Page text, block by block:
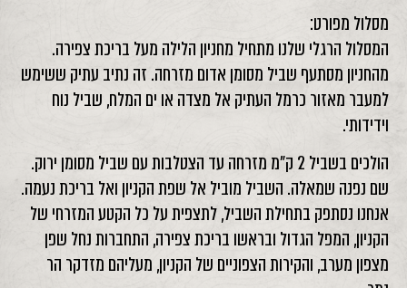
מסלול מפורט:
המסלול הרגלי שלנו מתחיל מחניון הלילה מעל בריכת צפירה.
מהחניון מסתעף שביל מסומן אדום מזרחה. זה נתיב עתיק ששימש
למעבר מאזור כרמל העתיק אל מצדה או ים המלח, שביל נוח
וידידותי.
הולכים בשביל 2 ק"מ מזרחה עד הצטלבות עם שביל מסומן ירוק.
שם נפנה שמאלה. השביל מוביל אל שפת הקניון ואל בריכת נעמה.
אנחנו נסתפק בתחילת השביל, לתצפית על כל הקטע המזרחי של
הקניון, המפל הגדול ובראשו בריכת צפירה, התחברות נחל שפן
מצפון מערב, והקירות הצפוניים של הקניון, מעליהם מזדקר הר